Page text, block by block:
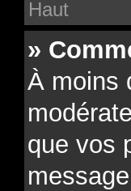
Haut
»
À moins
que vos